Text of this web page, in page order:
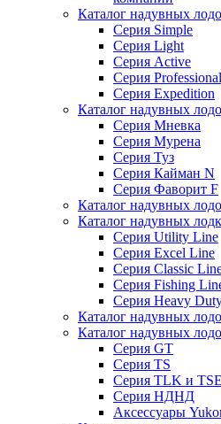
Каталог надувных
Серия Simple
Серия Light
Серия Active
Серия Professional
Серия Expedition
Каталог надувных
Серия Мневка
Серия Мурена
Серия Туз
Серия Кайман N
Серия Фаворит F
Каталог надувных
Каталог надувных
Серия Utility Line
Серия Excel Line
Серия Classic
Серия Fishing
Серия Heavy
Каталог надувных
Каталог надувных
Серия GT
Серия TS
Серия TLK и TSE
Серия НДНД
Аксессуары